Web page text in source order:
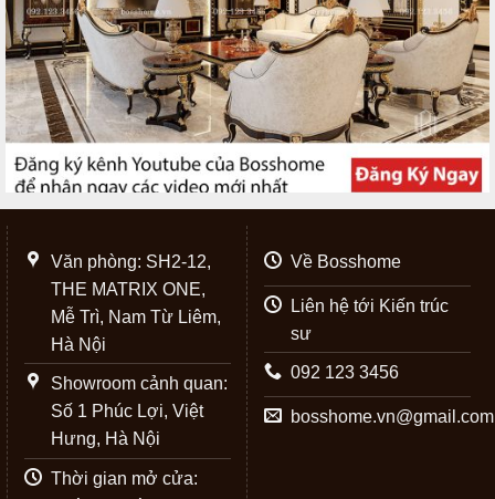
Văn phòng: SH2-12,
THE MATRIX ONE,
Mễ Trì, Nam Từ Liêm,
Hà Nội
Showroom cảnh quan:
Số 1 Phúc Lợi, Việt
Hưng, Hà Nội
Thời gian mở cửa:
Về Bosshome
Liên hệ tới Kiến trúc
sư
092 123 3456
bosshome.vn@gmail.com